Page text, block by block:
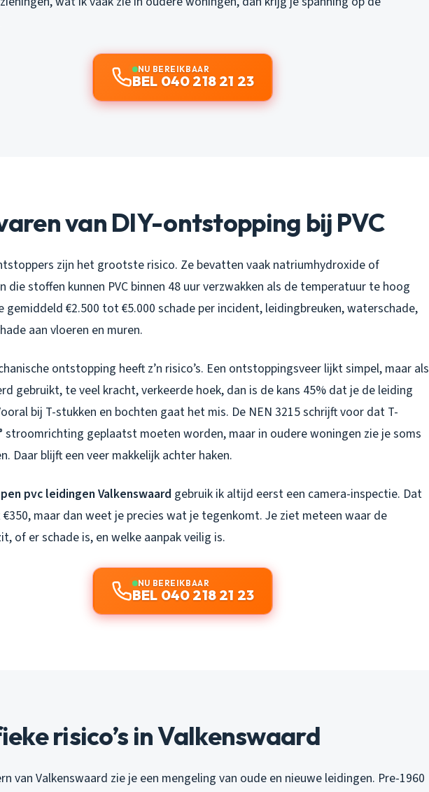
NU BEREIKBAAR
BEL 040 218 21 23
van DIY-ontstopping bij PVC
zijn het grootste risico. Ze bevatten vaak natriumhydroxide of
die stoffen kunnen PVC binnen 48 uur verzwakken als de temperatuur te hoog
gemiddeld €2.500 tot €5.000 schade per incident, leidingbreuken, waterschade,
aan vloeren en muren.
ontstopping heeft z’n risico’s. Een ontstoppingsveer lijkt simpel, maar als
gebruikt, te veel kracht, verkeerde hoek, dan is de kans 45% dat je de leiding
bij T-stukken en bochten gaat het mis. De NEN 3215 schrijft voor dat T-
stroomrichting geplaatst moeten worden, maar in oudere woningen zie je soms
Daar blijft een veer makkelijk achter haken.
pvc leidingen Valkenswaard gebruik ik altijd eerst een camera-inspectie. Dat
maar dan weet je precies wat je tegenkomt. Je ziet meteen waar de
of er schade is, en welke aanpak veilig is.
NU BEREIKBAAR
BEL 040 218 21 23
risico’s in Valkenswaard
van Valkenswaard zie je een mengeling van oude en nieuwe leidingen. Pre-1960